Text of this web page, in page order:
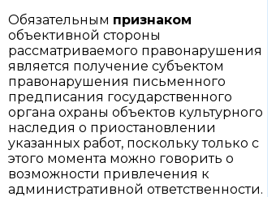
Обязательным признаком
объективной стороны
рассматриваемого правонарушения
является получение субъектом
правонарушения письменного
предписания государственного
органа охраны объектов культурного
наследия о приостановлении
указанных работ, поскольку только с
этого момента можно говорить о
возможности привлечения к
административной ответственности.